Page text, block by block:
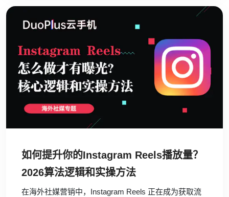
如何提升你的Instagram Reels播放量？
2026算法逻辑和实操方法
在海外社媒营销中，Instagram Reels 正在成为获取流